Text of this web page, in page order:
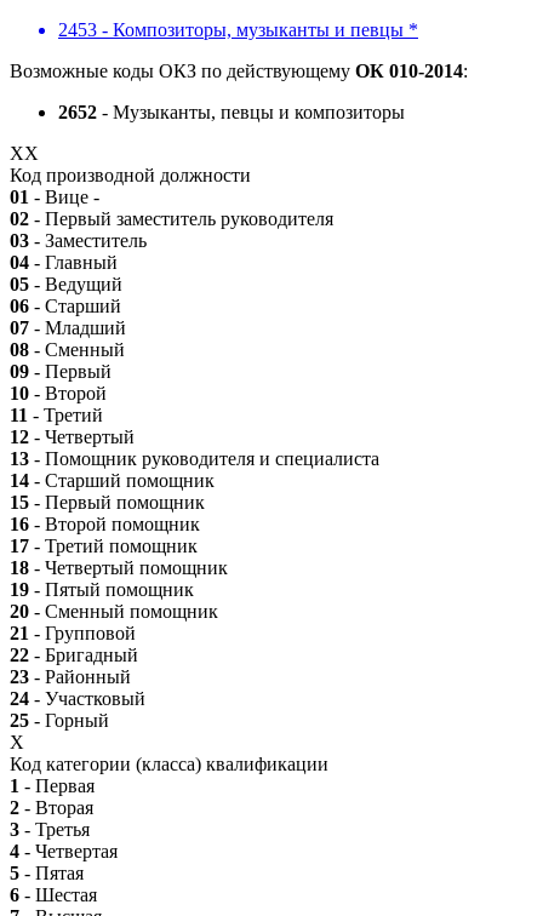
2453 - Композиторы, музыканты и певцы *
Возможные коды ОКЗ по действующему ОК 010-2014:
2652 - Музыканты, певцы и композиторы
XX
Код производной должности
01 - Вице -
02 - Первый заместитель руководителя
03 - Заместитель
04 - Главный
05 - Ведущий
06 - Старший
07 - Младший
08 - Сменный
09 - Первый
10 - Второй
11 - Третий
12 - Четвертый
13 - Помощник руководителя и специалиста
14 - Старший помощник
15 - Первый помощник
16 - Второй помощник
17 - Третий помощник
18 - Четвертый помощник
19 - Пятый помощник
20 - Сменный помощник
21 - Групповой
22 - Бригадный
23 - Районный
24 - Участковый
25 - Горный
X
Код категории (класса) квалификации
1 - Первая
2 - Вторая
3 - Третья
4 - Четвертая
5 - Пятая
6 - Шестая